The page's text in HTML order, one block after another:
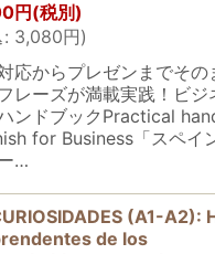
円 (税別)
: 3,080円)
応からプレゼンまでその
レーズが満載実践！ビジ
ンドブックPractical
for Business「スペイ
…
(A1-A2):
de los